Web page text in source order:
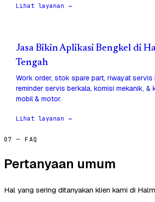
Lihat layanan →
Jasa Bikin Aplikasi Bengkel di
Tengah
Work order, stok spare part, riwayat servis
reminder servis berkala, komisi mekanik,
mobil & motor.
Lihat layanan →
07 — FAQ
Pertanyaan umum
Hal yang sering ditanyakan klien kami di